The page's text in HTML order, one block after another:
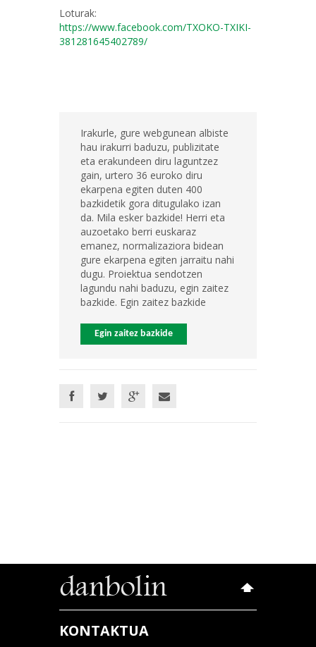
Loturak:
https://www.facebook.com/TXOKO-TXIKI-
381281645402789/
Irakurle, gure webgunean albiste
hau irakurri baduzu, publizitate
eta erakundeen diru laguntzez
gain, urtero 36 euroko diru
ekarpena egiten duten 400
bazkidetik gora ditugulako izan
da. Mila esker bazkide! Herri eta
auzoetako berri euskaraz
emanez, normalizaziora bidean
gure ekarpena egiten jarraitu nahi
dugu. Proiektua sendotzen
lagundu nahi baduzu, egin zaitez
bazkide. Egin zaitez bazkide
Egin zaitez bazkide
KONTAKTUA